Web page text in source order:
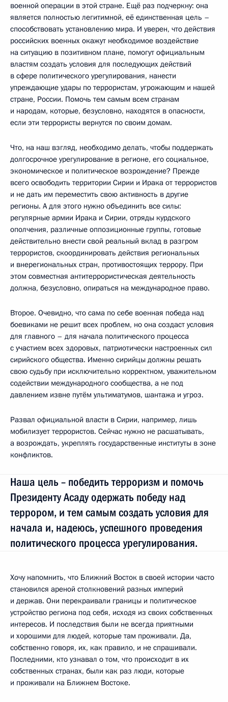
военной операции в этой стране. Ещё раз подчеркну: она
является полностью легитимной, её единственная цель –
способствовать установлению мира. И уверен, что действия
российских военных окажут необходимое воздействие
на ситуацию в позитивном плане, помогут официальным
властям создать условия для последующих действий
в сфере политического урегулирования, нанести
упреждающие удары по террористам, угрожающим и нашей
стране, России. Помочь тем самым всем странам
и народам, которые, безусловно, находятся в опасности,
если эти террористы вернутся по своим домам.
Что, на наш взгляд, необходимо делать, чтобы поддержать
долгосрочное урегулирование в регионе, его социальное,
экономическое и политическое возрождение? Прежде
всего освободить территории Сирии и Ирака от террористов
и не дать им переместить свою активность в другие
регионы. А для этого нужно объединить все силы:
регулярные армии Ирака и Сирии, отряды курдского
ополчения, различные оппозиционные группы, готовые
действительно внести свой реальный вклад в разгром
террористов, скоординировать действия региональных
и внерегиональных стран, противостоящих террору. При
этом совместная антитеррористическая деятельность
должна, безусловно, опираться на международное право.
Второе. Очевидно, что сама по себе военная победа над
боевиками не решит всех проблем, но она создаст условия
для главного – для начала политического процесса
с участием всех здоровых, патриотически настроенных сил
сирийского общества. Именно сирийцы должны решать
свою судьбу при исключительно корректном, уважительном
содействии международного сообщества, а не под
давлением извне путём ультиматумов, шантажа и угроз.
Развал официальной власти в Сирии, например, лишь
мобилизует террористов. Сейчас нужно не расшатывать,
а возрождать, укреплять государственные институты в зоне
конфликтов.
Наша цель – победить терроризм и помочь
Президенту Асаду одержать победу над
террором, и тем самым создать условия для
начала и, надеюсь, успешного проведения
политического процесса урегулирования.
Хочу напомнить, что Ближний Восток в своей истории часто
становился ареной столкновений разных империй
и держав. Они перекраивали границы и политическое
устройство региона под себя, исходя из своих собственных
интересов. И последствия были не всегда приятными
и хорошими для людей, которые там проживали. Да,
собственно говоря, их, как правило, и не спрашивали.
Последними, кто узнавал о том, что происходит в их
собственных странах, были как раз люди, которые
и проживали на Ближнем Востоке.